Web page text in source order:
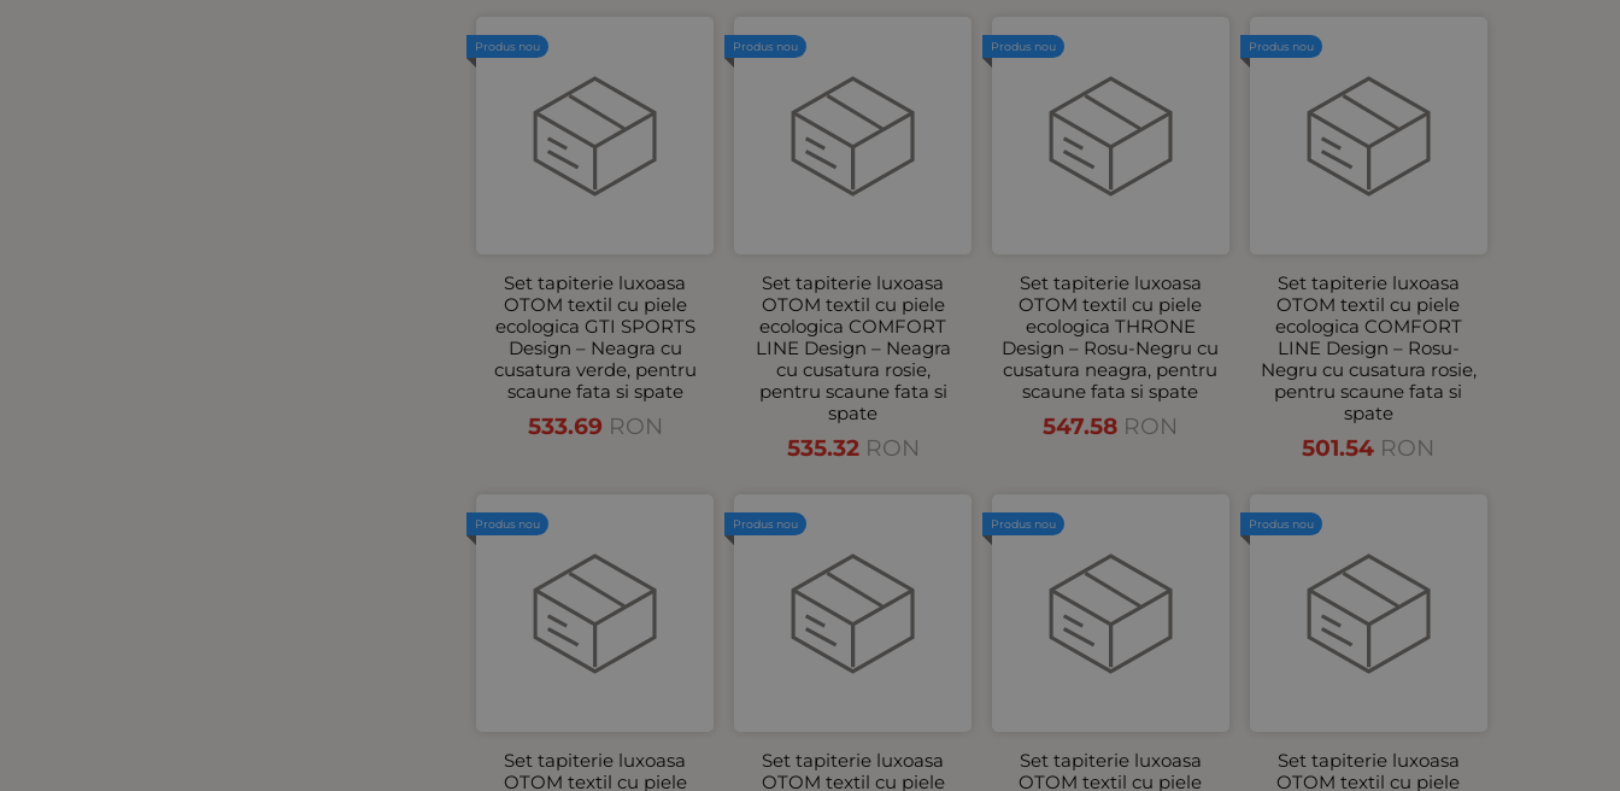
Set tapiterie luxoasa
OTOM textil cu piele
ecologica GTI SPORTS
Design – Neagra cu
cusatura verde, pentru
scaune fata si spate
533.69 RON
Produs nou
Set tapiterie luxoasa
OTOM textil cu piele
ecologica COMFORT
LINE Design – Neagra
cu cusatura rosie,
pentru scaune fata si
spate
535.32 RON
Produs nou
Set tapiterie luxoasa
OTOM textil cu piele
ecologica THRONE
Design – Rosu-Negru cu
cusatura neagra, pentru
scaune fata si spate
547.58 RON
Produs nou
Set tapiterie luxoasa
OTOM textil cu piele
ecologica COMFORT
LINE Design – Rosu-
Negru cu cusatura rosie,
pentru scaune fata si
spate
501.54 RON
Produs nou
Set tapiterie luxoasa
OTOM textil cu piele
Produs nou
Set tapiterie luxoasa
OTOM textil cu piele
Produs nou
Set tapiterie luxoasa
OTOM textil cu piele
Produs nou
Set tapiterie luxoasa
OTOM textil cu piele
Produs nou